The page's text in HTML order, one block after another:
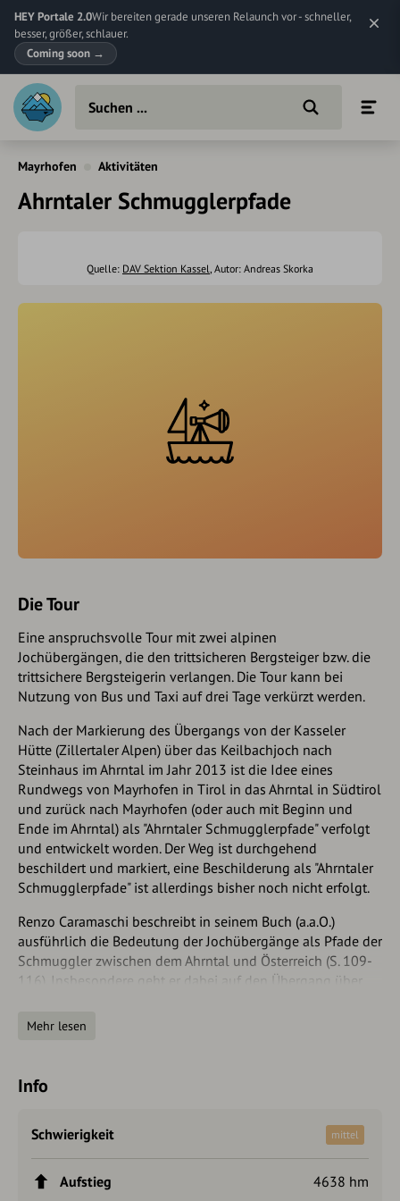
HEY Portale 2.0Wir bereiten gerade unseren Relaunch vor - schneller,
besser, größer, schlauer.
Coming soon →
Mayrhofen Aktivitäten
Ahrntaler Schmugglerpfade
Quelle: DAV Sektion Kassel, Autor: Andreas Skorka
Die Tour
Eine anspruchsvolle Tour mit zwei alpinen
Jochübergängen, die den trittsicheren Bergsteiger bzw. die
trittsichere Bergsteigerin verlangen. Die Tour kann bei
Nutzung von Bus und Taxi auf drei Tage verkürzt werden.
Nach der Markierung des Übergangs von der Kasseler
Hütte (Zillertaler Alpen) über das Keilbachjoch nach
Steinhaus im Ahrntal im Jahr 2013 ist die Idee eines
Rundwegs von Mayrhofen in Tirol in das Ahrntal in Südtirol
und zurück nach Mayrhofen (oder auch mit Beginn und
Ende im Ahrntal) als "Ahrntaler Schmugglerpfade" verfolgt
und entwickelt worden. Der Weg ist durchgehend
beschildert und markiert, eine Beschilderung als "Ahrntaler
Schmugglerpfade" ist allerdings bisher noch nicht erfolgt.
Renzo Caramaschi beschreibt in seinem Buch (a.a.O.)
ausführlich die Bedeutung der Jochübergänge als Pfade der
Schmuggler zwischen dem Ahrntal und Österreich (S. 109-
116). Insbesondere geht er dabei auf den Übergang über
dazu bewogen, die vorliegende Tour "Ahrntaler
Gegenuhrzeigersinn. Der Weg umfasst eine Strecke von gut
Etappen lassen sich durch Zuhilfename von Bus oder Taxi
oder vermieden werden. Für die Etappe im Ahrntal gibt es
mehrere Alternativen. Sie kann auch komplett mit dem Bus
Mehr lesen
Info
Schwierigkeit mittel
Aufstieg 4638 hm